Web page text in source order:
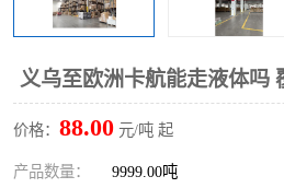
义乌至欧洲卡航能走液体吗
价格： 88.00 元/吨 起
产品数量： 9999.00吨